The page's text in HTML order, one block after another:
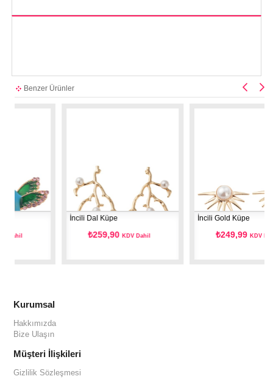
Benzer Ürünler
İncili Dal Küpe
₺259,90KDV Dahil
İncili Gold Küpe
₺249,99KDV Dahil
Kurumsal
Hakkımızda
Bize Ulaşın
Müşteri İlişkileri
Gizlilik Sözleşmesi